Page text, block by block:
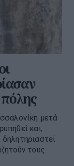
μετά
και,
τους